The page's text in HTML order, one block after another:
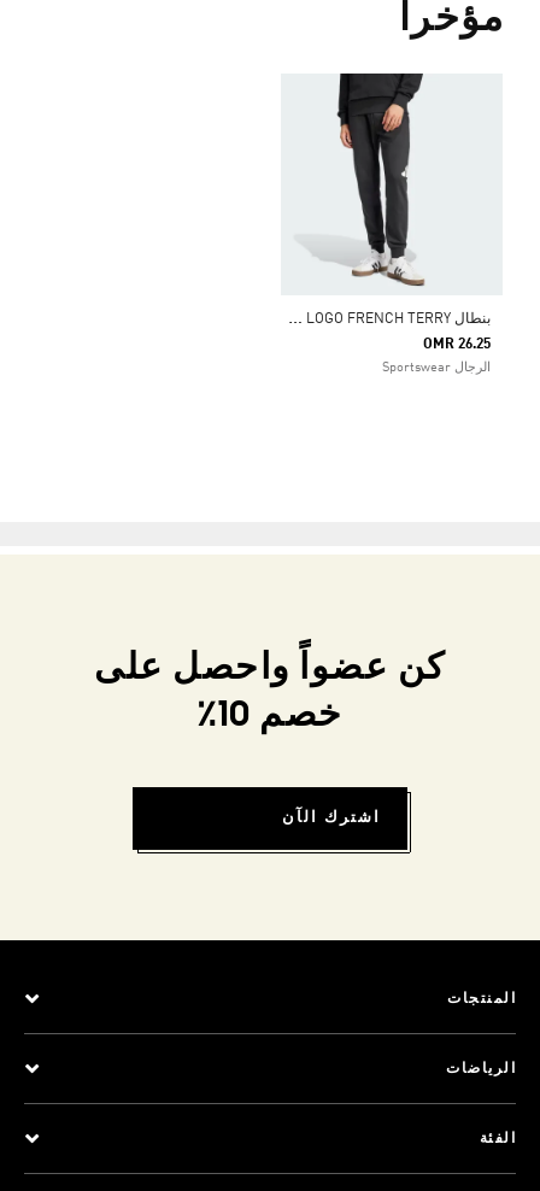
مؤخراً
ب
نطال ESSENTIALS BIG LOGO FRENCH TERRY
OMR 26.25
الرجال Sportswear
كن عضواً واحصل على
خصم 10٪
اشترك الآن
المنتجات
الرياضات
الفئة